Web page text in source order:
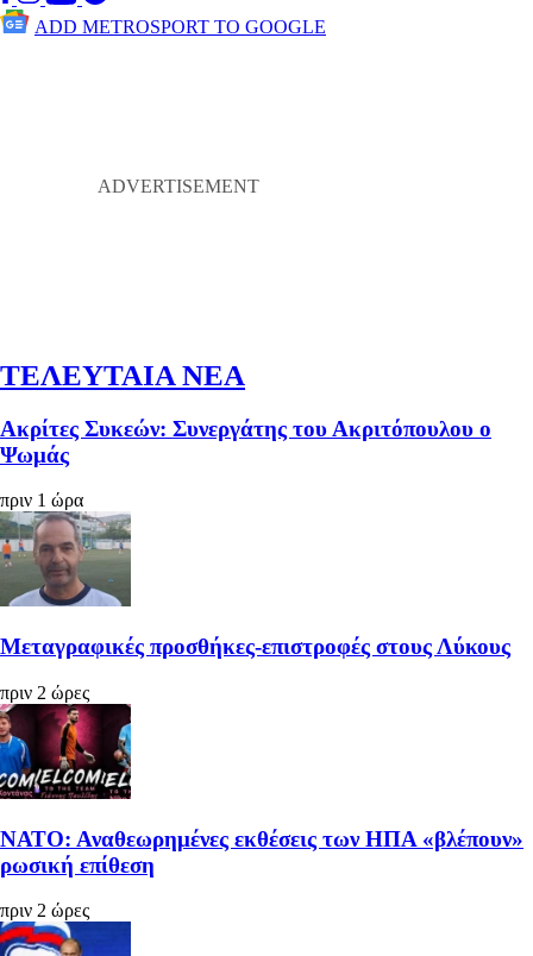
ADD METROSPORT TO GOOGLE
ΤΕΛΕΥΤΑΙΑ ΝΕΑ
Ακρίτες Συκεών: Συνεργάτης του Ακριτόπουλου ο
Ψωμάς
πριν 1 ώρα
Μεταγραφικές προσθήκες-επιστροφές στους Λύκους
πριν 2 ώρες
ΝΑΤΟ: Αναθεωρημένες εκθέσεις των ΗΠΑ «βλέπουν»
ρωσική επίθεση
πριν 2 ώρες